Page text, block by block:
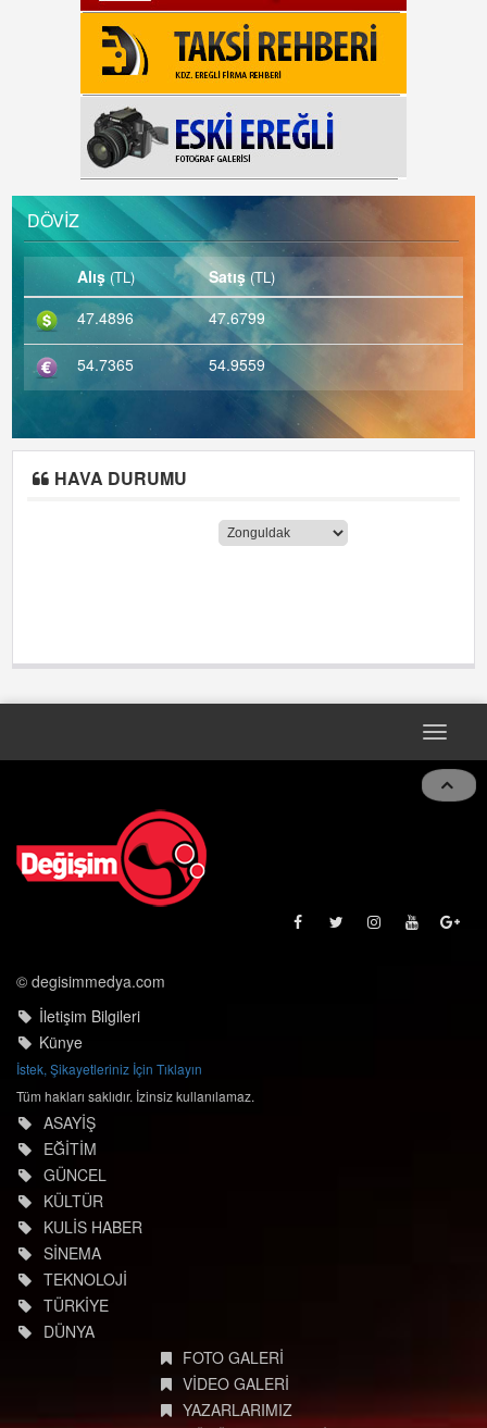
DÖVİZ
Alış (TL) Satış (TL)
47.4896 47.6799
54.7365 54.9559
HAVA DURUMU
Toggle
© degisimmedya.com
İletişim Bilgileri
Künye
İstek, Şikayetleriniz İçin Tıklayın
Tüm hakları saklıdır. İzinsiz kullanılamaz.
ASAYİŞ
EĞİTİM
GÜNCEL
KÜLTÜR
KULİS HABER
SİNEMA
TEKNOLOJİ
TÜRKİYE
DÜNYA
FOTO GALERİ
VİDEO GALERİ
YAZARLARIMIZ